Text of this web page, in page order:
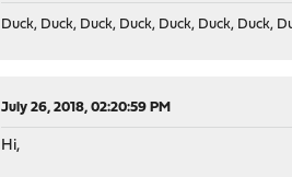
Duck, Duck, Duck, Duck, Duck, Duck, Duck,
July 26, 2018, 02:20:59 PM
Hi,